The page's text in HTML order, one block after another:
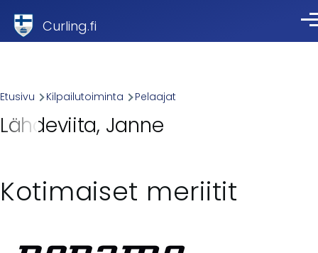
Curling.fi
Breadcrumb
Etusivu Kilpailutoiminta Pelaajat
Lähdeviita, Janne
Kotimaiset meriitit